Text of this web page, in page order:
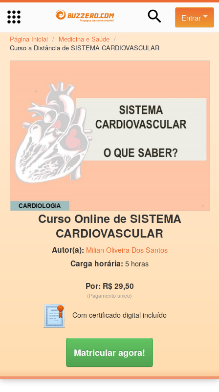
Entrar
Página Inicial / Medicina e Saúde /
Curso a Distância de SISTEMA CARDIOVASCULAR
Curso Online de SISTEMA
CARDIOVASCULAR
Autor(a): Milian Oliveira Dos Santos
Carga horária: 5 horas
Por: R$ 29,50
(Pagamento único)
Com certificado digital incluído
Matricular agora!